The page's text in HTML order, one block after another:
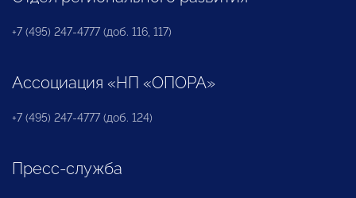
+7 (495) 247-4777 (доб. 116, 117)
Ассоциация «НП «ОПОРА»
+7 (495) 247-4777 (доб. 124)
Пресс-служба